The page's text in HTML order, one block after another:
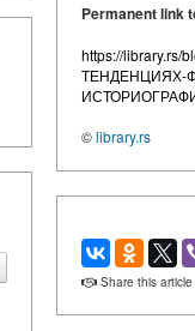
Permanent link
https://
ТЕНДЕНЦИЯХ-
©library.rs
Share this